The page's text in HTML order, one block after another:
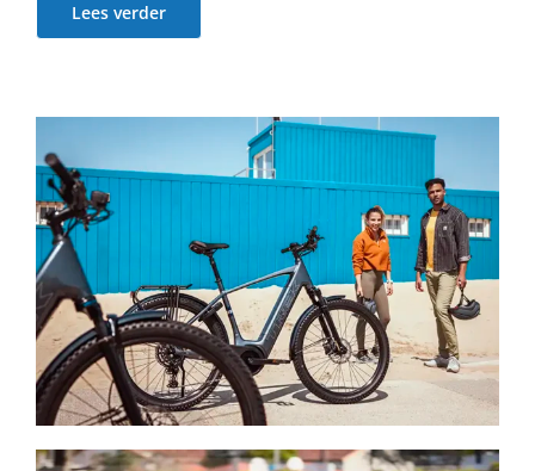
Lees verder